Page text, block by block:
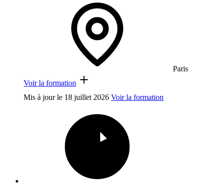
Paris
Voir la formation
Mis à jour le 18 juillet 2026 Voir la formation